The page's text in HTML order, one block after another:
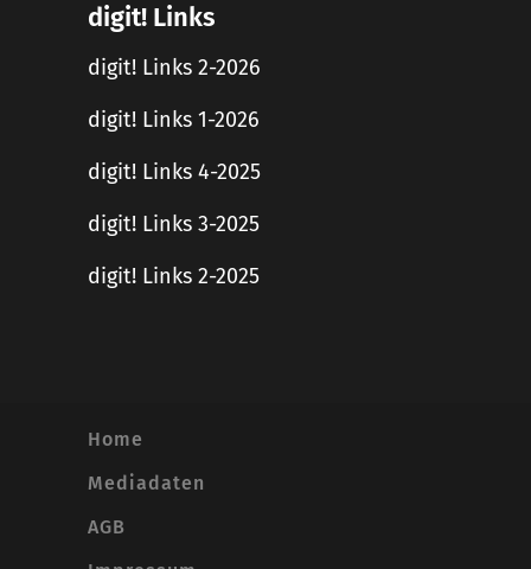
digit! Links
digit! Links 2-2026
digit! Links 1-2026
digit! Links 4-2025
digit! Links 3-2025
digit! Links 2-2025
Home
Mediadaten
AGB